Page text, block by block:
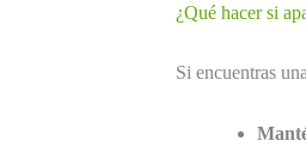
¿Qué hacer si
Si encuentras